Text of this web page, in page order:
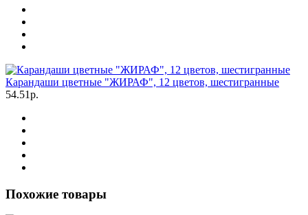
Карандаши цветные "ЖИРАФ", 12 цветов, шестигранные
54.51р.
Похожие товары